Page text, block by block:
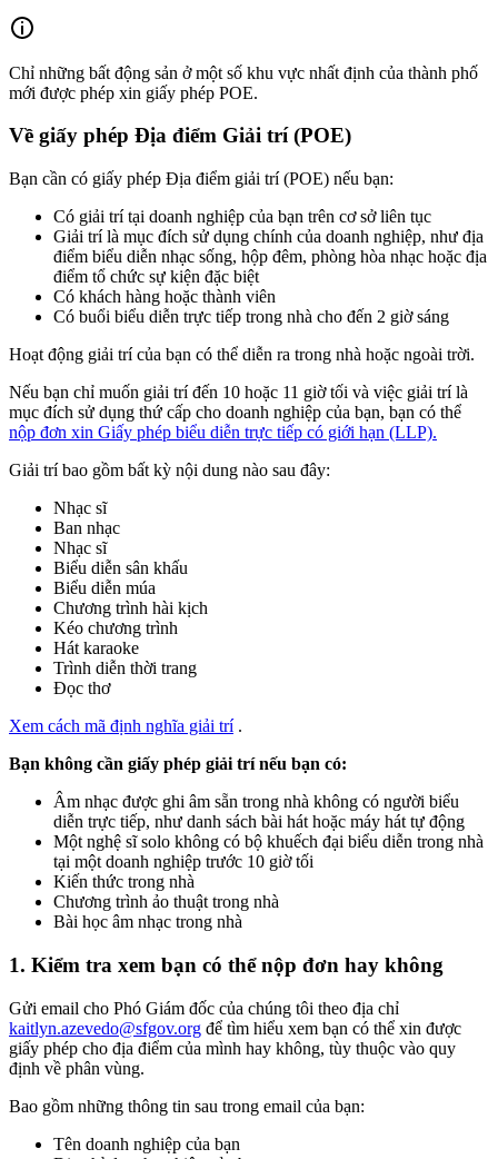
Chỉ những bất động sản ở một số khu vực nhất định của thành phố
mới được phép xin giấy phép POE.
Về giấy phép Địa điểm Giải trí (POE)
Bạn cần có giấy phép Địa điểm giải trí (POE) nếu bạn:
Có giải trí tại doanh nghiệp của bạn trên cơ sở liên tục
Giải trí là mục đích sử dụng chính của doanh nghiệp, như địa
điểm biểu diễn nhạc sống, hộp đêm, phòng hòa nhạc hoặc địa
điểm tổ chức sự kiện đặc biệt
Có khách hàng hoặc thành viên
Có buổi biểu diễn trực tiếp trong nhà cho đến 2 giờ sáng
Hoạt động giải trí của bạn có thể diễn ra trong nhà hoặc ngoài trời.
Nếu bạn chỉ muốn giải trí đến 10 hoặc 11 giờ tối và việc giải trí là
mục đích sử dụng thứ cấp cho doanh nghiệp của bạn, bạn có thể
nộp đơn xin Giấy phép biểu diễn trực tiếp có giới hạn (LLP).
Giải trí bao gồm bất kỳ nội dung nào sau đây:
Nhạc sĩ
Ban nhạc
Nhạc sĩ
Biểu diễn sân khấu
Biểu diễn múa
Chương trình hài kịch
Kéo chương trình
Hát karaoke
Trình diễn thời trang
Đọc thơ
Xem cách mã định nghĩa giải trí.
Bạn không cần giấy phép giải trí nếu bạn có:
Âm nhạc được ghi âm sẵn trong nhà không có người biểu
diễn trực tiếp, như danh sách bài hát hoặc máy hát tự động
Một nghệ sĩ solo không có bộ khuếch đại biểu diễn trong nhà
tại một doanh nghiệp trước 10 giờ tối
Kiến thức trong nhà
Chương trình ảo thuật trong nhà
Bài học âm nhạc trong nhà
1. Kiểm tra xem bạn có thể nộp đơn hay không
Gửi email cho Phó Giám đốc của chúng tôi theo địa chỉ
kaitlyn.azevedo@sfgov.org để tìm hiểu xem bạn có thể xin được
giấy phép cho địa điểm của mình hay không, tùy thuộc vào quy
định về phân vùng.
Bao gồm những thông tin sau trong email của bạn:
Tên doanh nghiệp của bạn